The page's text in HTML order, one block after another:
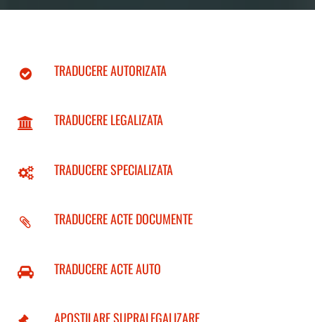
TRADUCERE AUTORIZATA
TRADUCERE LEGALIZATA
TRADUCERE SPECIALIZATA
TRADUCERE ACTE DOCUMENTE
TRADUCERE ACTE AUTO
APOSTILARE SUPRALEGALIZARE